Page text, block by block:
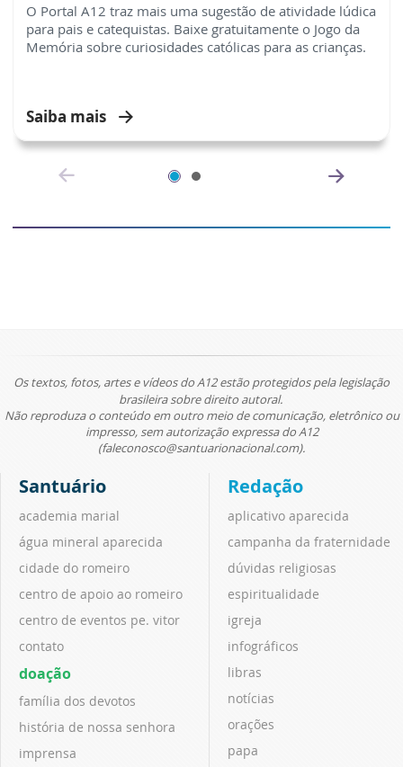
O Portal A12 traz mais uma sugestão de atividade lúdica
para pais e catequistas. Baixe gratuitamente o Jogo da
Memória sobre curiosidades católicas para as crianças.
Saiba mais
Os textos, fotos, artes e vídeos do A12 estão protegidos pela legislação
brasileira sobre direito autoral.
Não reproduza o conteúdo em outro meio de comunicação, eletrônico ou
impresso, sem autorização expressa do A12
(faleconosco@santuarionacional.com).
Santuário
academia marial
água mineral aparecida
cidade do romeiro
centro de apoio ao romeiro
centro de eventos pe. vitor
contato
doação
família dos devotos
história de nossa senhora
imprensa
Redação
aplicativo aparecida
campanha da fraternidade
dúvidas religiosas
espiritualidade
igreja
infográficos
libras
notícias
orações
papa